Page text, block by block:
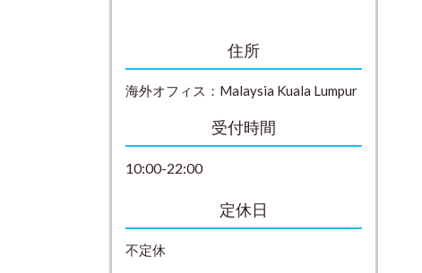
住所
海外オフィス： Malaysia Kuala Lumpur
受付時間
10:00-22:00
定休日
不定休